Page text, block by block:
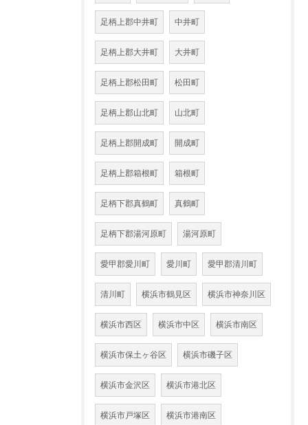
足柄上郡中井町 中井町
足柄上郡大井町 大井町
足柄上郡松田町 松田町
足柄上郡山北町 山北町
足柄上郡開成町 開成町
足柄上郡箱根町 箱根町
足柄下郡真鶴町 真鶴町
足柄下郡湯河原町 湯河原町
愛甲郡愛川町 愛川町 愛甲郡清川町
清川町 横浜市鶴見区 横浜市神奈川区
横浜市西区 横浜市中区 横浜市南区
横浜市保土ヶ谷区 横浜市磯子区
横浜市金沢区 横浜市港北区
横浜市戸塚区 横浜市港南区